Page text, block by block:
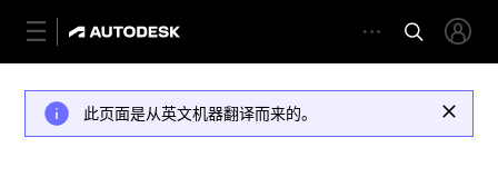
此页面是从英文机器翻译而来的。